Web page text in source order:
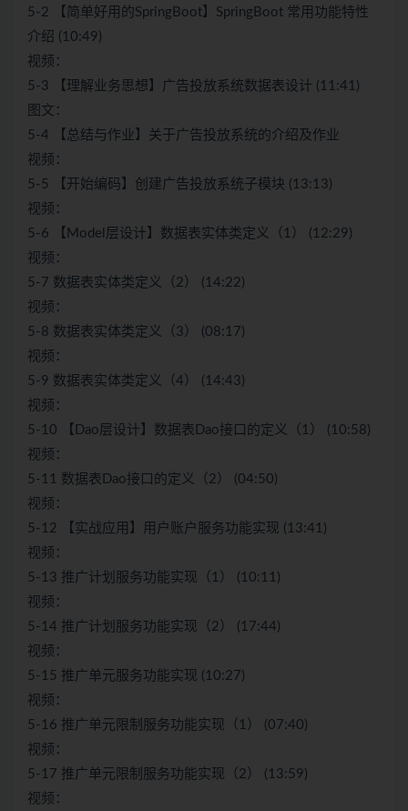
5-2 【简单好用的SpringBoot】SpringBoot 常用功能特性
介绍 (10:49)
视频：
5-3 【理解业务思想】广告投放系统数据表设计 (11:41)
图文：
5-4 【总结与作业】关于广告投放系统的介绍及作业
视频：
5-5 【开始编码】创建广告投放系统子模块 (13:13)
视频：
5-6 【Model层设计】数据表实体类定义（1） (12:29)
视频：
5-7 数据表实体类定义（2） (14:22)
视频：
5-8 数据表实体类定义（3） (08:17)
视频：
5-9 数据表实体类定义（4） (14:43)
视频：
5-10 【Dao层设计】数据表Dao接口的定义（1） (10:58)
视频：
5-11 数据表Dao接口的定义（2） (04:50)
视频：
5-12 【实战应用】用户账户服务功能实现 (13:41)
视频：
5-13 推广计划服务功能实现（1） (10:11)
视频：
5-14 推广计划服务功能实现（2） (17:44)
视频：
5-15 推广单元服务功能实现 (10:27)
视频：
5-16 推广单元限制服务功能实现（1） (07:40)
视频：
5-17 推广单元限制服务功能实现（2） (13:59)
视频：